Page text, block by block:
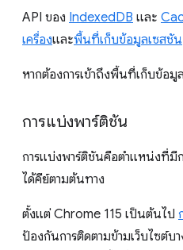
API ของ IndexedDB และ
เครื่องและพื้นที่เก็บข้อมูลเซสชัน
หากต้องการเข้าถึงพื้นที่เก็บข้อ
การแบ่งพาร์ติชัน
การแบ่งพาร์ติชันคือตำแหน่งที่มี
ได้คีย์ตามต้นทาง
ตั้งแต่ Chrome 115 เป็นต้นไป
ป้องกันการติดตามข้ามเว็บไซต์บ